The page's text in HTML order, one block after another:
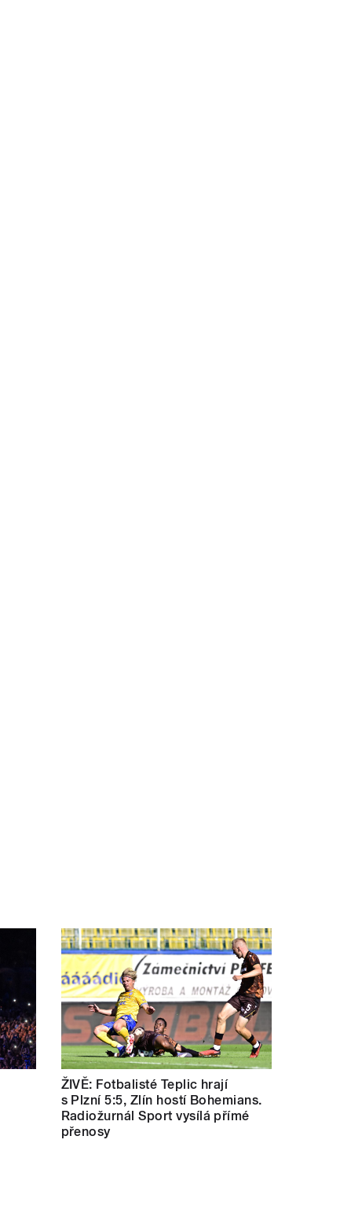
ŽIVĚ: Fotbalisté Teplic hrají
s Plzní 5:5, Zlín hostí Bohemians.
Radiožurnál Sport vysílá přímé
přenosy